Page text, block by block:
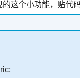
这个小功能，贴代码